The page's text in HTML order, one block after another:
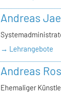
Andreas
→ Lehrangebote
Andreas
Ehemaliger